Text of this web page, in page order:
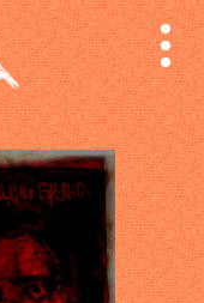
релизы
лейбл